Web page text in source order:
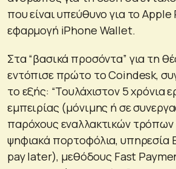
που είναι υπεύθυνο για το Apple
εφαρμογή iPhone Wallet.
Στα “βασικά προσόντα” για τη
εντόπισε πρώτο το Coindesk,
το εξής: “Τουλάχιστον 5 χρόνια
εμπειρίας (μόνιμης ή σε
παρόχους εναλλακτικών
ψηφιακά πορτοφόλια, υπηρεσία
pay later), μεθόδους Fast